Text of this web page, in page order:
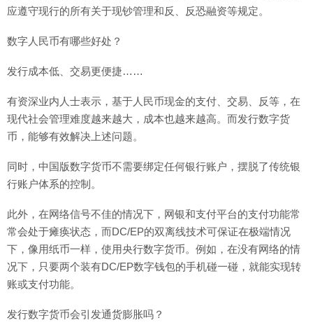
应遵守现行的所有关于现钞管理和反、反恐融资等规定。
数字人民币有哪些好处？
发行成本低、交易更便捷……
有资深业内人士表示，基于人民币现金的支付、交易、反等，在
现代社会管理难度越来越大，成本也越来越高。而发行数字货
币，能够有效解决上述问题。
同时，中国版数字货币不需要绑定任何银行账户，摆脱了传统银
行账户体系的控制。
此外，在网络信号不佳的情况下，网银和支付平台的支付功能常
常会处于瘫痪状态，而DC/EP的双离线技术可保证在极端情况
下，像用纸币一样，使用央行数字货币。例如，在没有网络的情
况下，只要两个装有DC/EP数字钱包的手机碰一碰，就能实现转
账或支付功能。
发行数字货币会引发通货膨胀吗？